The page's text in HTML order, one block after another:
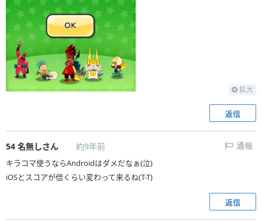
拡大
返信
54 名無しさん 約9年前 通報
キラコマ使うならAndroidはダメだなぁ(泣)
iOSとスコアが倍くらい変わって来るね(T-T)
返信